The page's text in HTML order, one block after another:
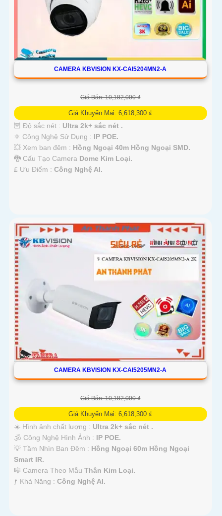
CAMERA KBVISION KX-CAI5204MN2-A
Giá Bán: 10,182,000 ₫
Giá Khuyến Mại: 6,618,300 ₫
🦉 Độ sắc nét : Ultra 2k+ sắc nét .
⚛️ Công Nghệ Sử Dụng : IP POE.
💥 Xem ban đêm : Hồng Ngoại 40m Hồng Ngoại SMD.
🐉️ Cấu Tạo Camera Dome Kim Loại.
️₤ Ưu Điểm : Công Nghệ AI.
CAMERA KBVISION KX-CAI5205MN2-A
Giá Bán: 10,182,000 ₫
Giá Khuyến Mại: 6,618,300 ₫
☀️ Hình ảnh chất lượng : Ultra 2k+ sắc nét .
🕉️ Công Nghệ Hình Ảnh : IP POE.
💡 Tầm Nhìn Ban Đêm : Hồng Ngoại 60m Hồng Ngoại
Smart IR.
🎼️ Camera Theo Mẫu Thân Kim Loại.
️ƒ Khả Năng : Công Nghệ AI.